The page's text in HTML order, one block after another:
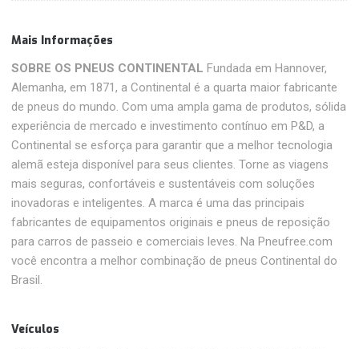
Mais Informações
SOBRE OS PNEUS CONTINENTAL Fundada em Hannover,
Alemanha, em 1871, a Continental é a quarta maior fabricante
de pneus do mundo. Com uma ampla gama de produtos, sólida
experiência de mercado e investimento contínuo em P&D, a
Continental se esforça para garantir que a melhor tecnologia
alemã esteja disponível para seus clientes. Torne as viagens
mais seguras, confortáveis ​​e sustentáveis ​​com soluções
inovadoras e inteligentes. A marca é uma das principais
fabricantes de equipamentos originais e pneus de reposição
para carros de passeio e comerciais leves. Na Pneufree.com
você encontra a melhor combinação de pneus Continental do
Brasil.
Veículos